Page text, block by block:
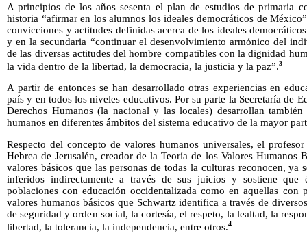
A principios de los años sesenta el plan de estudios de primaria
historia “afirmar en los alumnos los ideales democráticos de
convicciones y actitudes definidas acerca de los ideales
y en la secundaria “continuar el desenvolvimiento armónico del
de las diversas actitudes del hombre compatibles con la dignidad
la vida dentro de la libertad, la democracia, la justicia y la paz”.3
A partir de entonces se han desarrollado otras experiencias en
país y en todos los niveles educativos. Por su parte la Secretaría de
Derechos Humanos (la nacional y las locales) desarrollan
humanos en diferentes ámbitos del sistema educativo de la mayor
Respecto del concepto de valores humanos universales, el
Hebrea de Jerusalén, creador de la Teoría de los Valores Humanos
valores básicos que las personas de todas la culturas reconocen,
inferidos indirectamente a través de sus juicios y sostiene que
poblaciones con educación occidentalizada como en aquellas con
valores humanos básicos que Schwartz identifica a través de
de seguridad y orden social, la cortesía, el respeto, la lealtad, la
libertad, la tolerancia, la independencia, entre otros.4